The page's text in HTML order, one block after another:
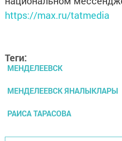
https://max.ru/tatmedia
Теги:
МЕНДЕЛЕЕВСК
МЕНДЕЛЕЕВСК ЯНАЛЫКЛАРЫ
РАИСА ТАРАСОВА